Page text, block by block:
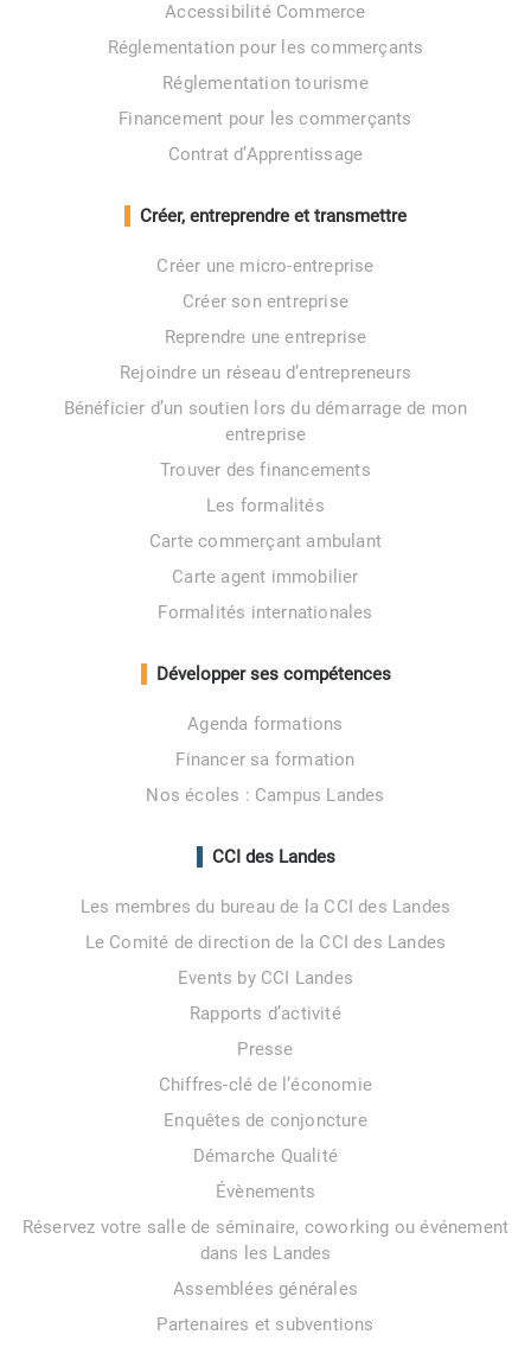
Accessibilité Commerce
Réglementation pour les commerçants
Réglementation tourisme
Financement pour les commerçants
Contrat d’Apprentissage
Créer, entreprendre et transmettre
Créer une micro-entreprise
Créer son entreprise
Reprendre une entreprise
Rejoindre un réseau d’entrepreneurs
Bénéficier d’un soutien lors du démarrage de mon
entreprise
Trouver des financements
Les formalités
Carte commerçant ambulant
Carte agent immobilier
Formalités internationales
Développer ses compétences
Agenda formations
Financer sa formation
Nos écoles : Campus Landes
CCI des Landes
Les membres du bureau de la CCI des Landes
Le Comité de direction de la CCI des Landes
Events by CCI Landes
Rapports d’activité
Presse
Chiffres-clé de l’économie
Enquêtes de conjoncture
Démarche Qualité
Évènements
Réservez votre salle de séminaire, coworking ou événement
dans les Landes
Assemblées générales
Partenaires et subventions